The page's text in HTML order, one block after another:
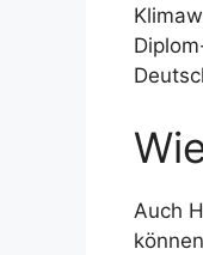
Auch